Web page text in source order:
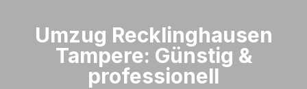
Umzug Recklinghausen​
Tampere: Günstig &
professionell​